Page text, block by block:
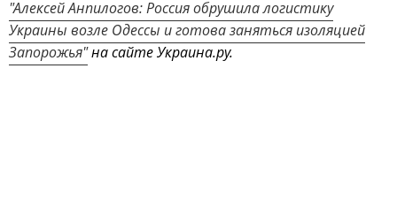
"Алексей Анпилогов: Россия обрушила логистику
Украины возле Одессы и готова заняться изоляцией
Запорожья"на сайте Украина.ру.